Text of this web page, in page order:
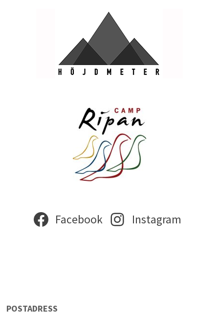
Facebook Instagram
POSTADRESS